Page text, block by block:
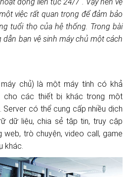
động liên tục 24/7 . Vậy nên vệ
việc rất quan trọng để đảm bảo
tuổi thọ của hệ thống. Trong bài
dẫn bạn vệ sinh máy chủ một cách
chủ) là một máy tính có khả
cho các thiết bị khác trong một
Server có thể cung cấp nhiều dịch
dữ liệu, chia sẻ tập tin, truy cập
web, trò chuyện, video call, game
khác.